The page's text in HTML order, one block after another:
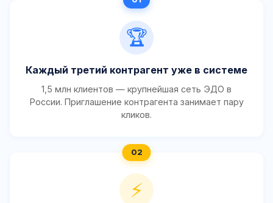
🏆
Каждый третий контрагент уже в системе
1,5 млн клиентов — крупнейшая сеть ЭДО в
России. Приглашение контрагента занимает пару
кликов.
⚡